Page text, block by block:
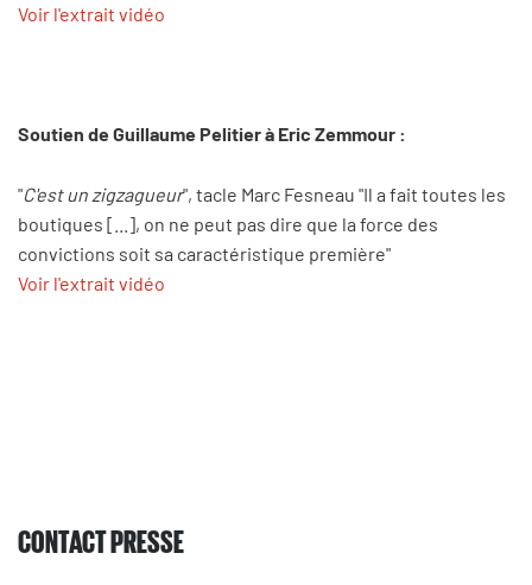
Voir l'extrait vidéo
Soutien de Guillaume Pelitier à Eric Zemmour :
"C'est un zigzagueur", tacle Marc Fesneau "Il a fait toutes les
boutiques [...], on ne peut pas dire que la force des
convictions soit sa caractéristique première"
Voir l'extrait vidéo
CONTACT PRESSE